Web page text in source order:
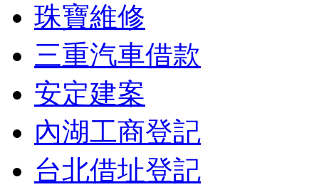
珠寶維修
三重汽車借款
安定建案
內湖工商登記
台北借址登記